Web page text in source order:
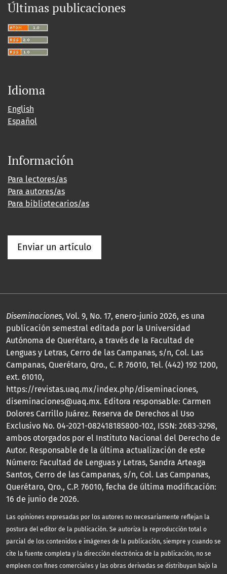
Últimas publicaciones
Idioma
English
Español
Información
Para lectores/as
Para autores/as
Para bibliotecarios/as
Enviar un artículo
Diseminaciones, Vol. 9, No. 17, enero-junio 2026, es una
publicación semestral editada por la Universidad
Autónoma de Querétaro, a través de la Facultad de
Lenguas y Letras, Cerro de las Campanas, s/n, Col. Las
Campanas, Querétaro, Qro., C. P. 76010, Tel. (442) 192 1200,
ext. 61010,
https://revistas.uaq.mx/index.php/diseminaciones,
diseminaciones@uaq.mx. Editora responsable: Carmen
Dolores Carrillo Juárez. Reserva de Derechos al Uso
Exclusivo No. 04-2021-082418185800-102, ISSN: 2683-3298,
ambos otorgados por el Instituto Nacional del Derecho de
Autor. Responsable de la última actualización de este
Número: Facultad de Lenguas y Letras, Sandra Arteaga
Santos, Cerro de las Campanas, s/n, Col. Las Campanas,
Querétaro, Qro., C.P. 76010, fecha de última modificación:
16 de junio de 2026.
Las opiniones expresadas por los autores no necesariamente reflejan la
postura del editor de la publicación. Se autoriza la reproducción total o
parcial de los contenidos e imágenes de la publicación, siempre y cuando se
cite la fuente completa y la dirección electrónica de la publicación, no se
empleen con fines comerciales y las obras derivadas se distribuyan bajo la